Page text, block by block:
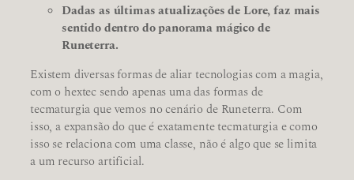
Dadas as últimas atualizações de Lore, faz mais
sentido dentro do panorama mágico de
Runeterra.
Existem diversas formas de aliar tecnologias com a magia,
com o hextec sendo apenas uma das formas de
tecmaturgia que vemos no cenário de Runeterra. Com
isso, a expansão do que é exatamente tecmaturgia e como
isso se relaciona com uma classe, não é algo que se limita
a um recurso artificial.